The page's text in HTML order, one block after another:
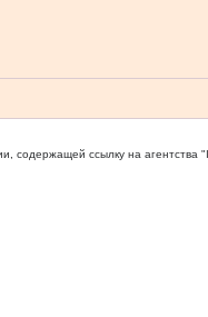
ссылку на агентства